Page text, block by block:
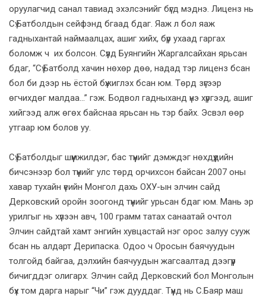
оруулагчид санал тавиад эхэлсэнийг бүгд мэднэ. Лиценз нь
Сү.Батболдын сейфэнд бгаад бдаг. Яаж л бол яаж
гадныхантай наймаалцах, ашиг хийх, бүр ухаад гаргах
боломж ч их болсон. Сүүлд Буянгийн Жаргалсайхан ярьсан
бдаг, “Сү.Батболд хачин нөхөр дөө, надад тэр лиценз бсан
бол би дээр нь ёстой бүжиглэх бсан юм. Төрд зүгээр
өгчихдөг малдаа...” гэж. Бодвол гадныханд үнэ хүргээд, ашиг
хийгээд алж өгөх байснаа ярьсан нь тэр байх. Эсвэл өөр
утгаар юм болов уу.
Сү.Батболдыг шүүмжилдэг, бас түүнийг дэмждэг нөхдүүдийн
бичсэнээр бол түүнийг улс төрд орчихсон байсан 2007 оны
хавар тухайн үеийн Монгол дахь ОХУ-ын элчин сайд
Дерковский оройн зоогонд түүнийг урьсан бдаг юм. Мань эр
урилгыг нь хүлээн авч, 100 грамм татах санаатай очтол
Элчин сайдтай хамт энгийн хувцастай нэг орос залуу сууж
бсан нь алдарт Дерипаска. Одоо ч Оросын баячуудын
толгойд байгаа, дэлхийн баячуудын жагсаалтад дээгүүр
бичигддэг олигарх. Элчин сайд Дерковский бол Монголын
бүх том дарга нарыг “Чи” гэж дууддаг. Түүнд нь С.Баяр маш